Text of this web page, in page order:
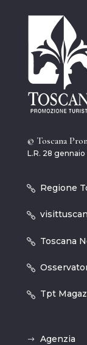
© Toscana
L.R. 28 gennaio
Regione
Toscana
Tpt
Agenzia